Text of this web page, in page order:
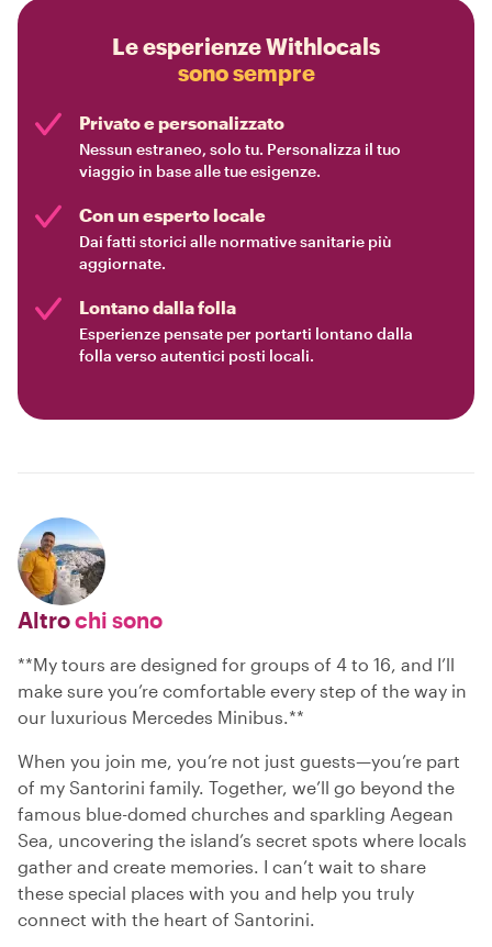
Le esperienze Withlocals
sono sempre
Privato e personalizzato
Nessun estraneo, solo tu. Personalizza il tuo
viaggio in base alle tue esigenze.
Con un esperto locale
Dai fatti storici alle normative sanitarie più
aggiornate.
Lontano dalla folla
Esperienze pensate per portarti lontano dalla
folla verso autentici posti locali.
Altrochi sono
**My tours are designed for groups of 4 to 16, and I’ll
make sure you’re comfortable every step of the way in
our luxurious Mercedes Minibus.**
When you join me, you’re not just guests—you’re part
of my Santorini family. Together, we’ll go beyond the
famous blue-domed churches and sparkling Aegean
Sea, uncovering the island’s secret spots where locals
gather and create memories. I can’t wait to share
these special places with you and help you truly
connect with the heart of Santorini.